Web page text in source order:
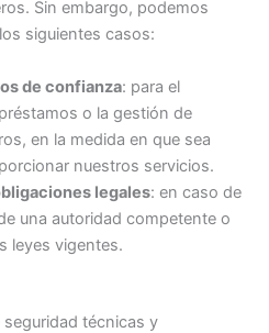
Sin embargo, podemos
siguientes casos:
de confianza: para el
o la gestión de
en la medida en que sea
nuestros servicios.
legales: en caso de
una autoridad competente o
leyes vigentes.
técnicas y